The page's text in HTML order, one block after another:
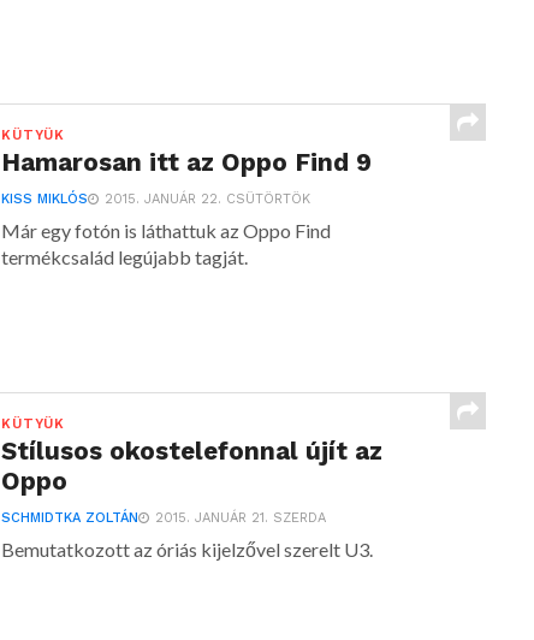
KÜTYÜK
Hamarosan itt az Oppo Find 9
KISS MIKLÓS 2015. JANUÁR 22. CSÜTÖRTÖK
Már egy fotón is láthattuk az Oppo Find
termékcsalád legújabb tagját.
KÜTYÜK
Stílusos okostelefonnal újít az
Oppo
SCHMIDTKA ZOLTÁN 2015. JANUÁR 21. SZERDA
Bemutatkozott az óriás kijelzővel szerelt U3.